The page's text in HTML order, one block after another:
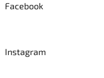
Facebook
Instagram